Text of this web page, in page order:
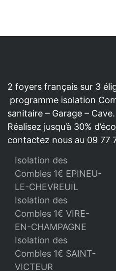
2 foyers français sur 3
programme isolation
sanitaire – Garage –
Réalisez jusqu’à 30%
contactez nous au 09 77
Isolation des
Combles 1€ EPINEU-
LE-CHEVREUIL
Isolation des
Combles 1€ VIRE-
EN-CHAMPAGNE
Isolation des
Combles 1€ SAINT-
VICTEUR